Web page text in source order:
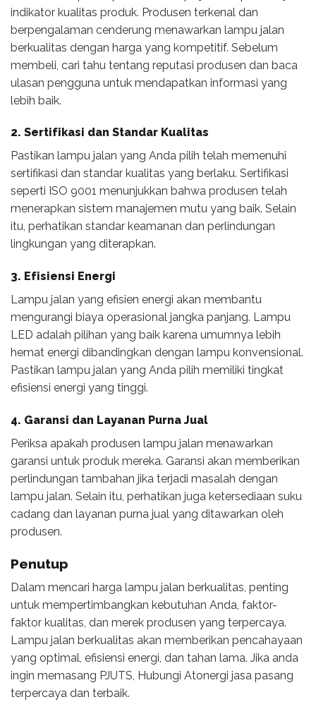
indikator kualitas produk. Produsen terkenal dan
berpengalaman cenderung menawarkan lampu jalan
berkualitas dengan harga yang kompetitif. Sebelum
membeli, cari tahu tentang reputasi produsen dan baca
ulasan pengguna untuk mendapatkan informasi yang
lebih baik.
2. Sertifikasi dan Standar Kualitas
Pastikan lampu jalan yang Anda pilih telah memenuhi
sertifikasi dan standar kualitas yang berlaku. Sertifikasi
seperti ISO 9001 menunjukkan bahwa produsen telah
menerapkan sistem manajemen mutu yang baik. Selain
itu, perhatikan standar keamanan dan perlindungan
lingkungan yang diterapkan.
3. Efisiensi Energi
Lampu jalan yang efisien energi akan membantu
mengurangi biaya operasional jangka panjang. Lampu
LED adalah pilihan yang baik karena umumnya lebih
hemat energi dibandingkan dengan lampu konvensional.
Pastikan lampu jalan yang Anda pilih memiliki tingkat
efisiensi energi yang tinggi.
4. Garansi dan Layanan Purna Jual
Periksa apakah produsen lampu jalan menawarkan
garansi untuk produk mereka. Garansi akan memberikan
perlindungan tambahan jika terjadi masalah dengan
lampu jalan. Selain itu, perhatikan juga ketersediaan suku
cadang dan layanan purna jual yang ditawarkan oleh
produsen.
Penutup
Dalam mencari harga lampu jalan berkualitas, penting
untuk mempertimbangkan kebutuhan Anda, faktor-
faktor kualitas, dan merek produsen yang terpercaya.
Lampu jalan berkualitas akan memberikan pencahayaan
yang optimal, efisiensi energi, dan tahan lama. Jika anda
ingin memasang PJUTS, Hubungi Atonergi jasa pasang
terpercaya dan terbaik.